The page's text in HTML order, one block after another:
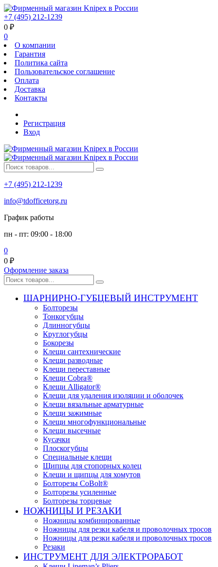
+7 (495) 212-1239
0 ₽
0
О компании
Гарантия
Политика сайта
Пользовательское соглашение
Оплата
Доставка
Контакты
Регистрация
Вход
+7 (495) 212-1239
info@tdofficetorg.ru
График работы
пн - пт: 09:00 - 18:00
0
0 ₽
Оформление заказа
ШАРНИРНО-ГУБЦЕВЫЙ ИНСТРУМЕНТ
Болторезы
Тонкогубцы
Длинногубцы
Круглогубцы
Бокорезы
Клещи сантехнические
Клещи разводные
Клещи переставные
Клещи Cobra®
Клещи Alligator®
Клещи для удаления изоляции и оболочек
Клещи вязальные арматурные
Клещи зажимные
Клещи многофункциональные
Клещи высечные
Кусачки
Плоскогубцы
Специальные клещи
Щипцы для стопорных колец
Клещи и щипцы для хомутов
Болторезы CoBolt®
Болторезы усиленные
Болторезы торцевые
НОЖНИЦЫ И РЕЗАКИ
Ножницы комбинированные
Ножницы для резки кабеля и проволочных тросов
Ножницы для резки кабеля и проволочных тросов
Резаки
ИНСТРУМЕНТ ДЛЯ ЭЛЕКТРОРАБОТ